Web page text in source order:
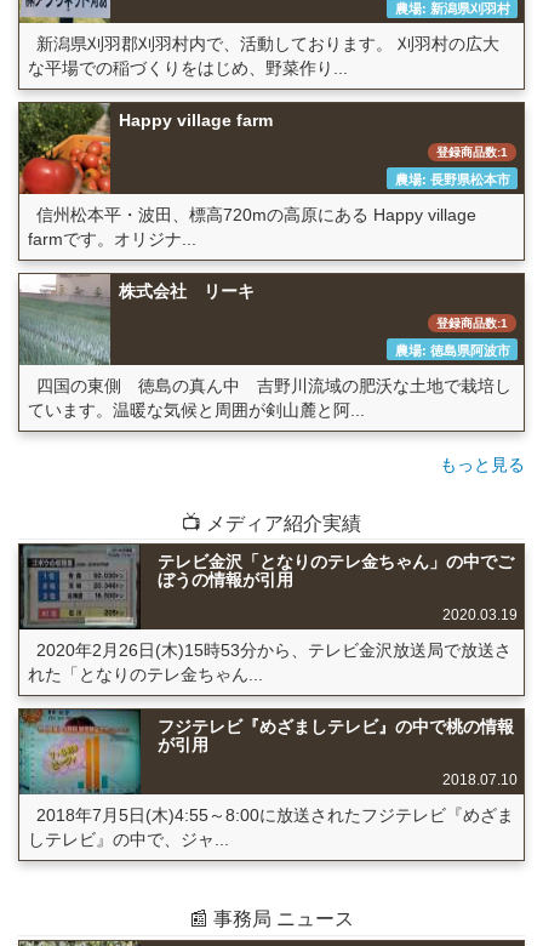
農場: 新潟県刈羽村
新潟県刈羽郡刈羽村内で、活動しております。 刈羽村の広大
な平場での稲づくりをはじめ、野菜作り...
Happy village farm
登録商品数:1
農場: 長野県松本市
信州松本平・波田、標高720mの高原にある Happy village
farmです。オリジナ...
株式会社 リーキ
登録商品数:1
農場: 徳島県阿波市
四国の東側 徳島の真ん中 吉野川流域の肥沃な土地で栽培し
ています。温暖な気候と周囲が剣山麓と阿...
もっと見る
📺 メディア紹介実績
テレビ金沢「となりのテレ金ちゃん」の中でご
ぼうの情報が引用
2020.03.19
2020年2月26日(木)15時53分から、テレビ金沢放送局で放送さ
れた「となりのテレ金ちゃん...
フジテレビ『めざましテレビ』の中で桃の情報
が引用
2018.07.10
2018年7月5日(木)4:55～8:00に放送されたフジテレビ『めざま
しテレビ』の中で、ジャ...
📰 事務局 ニュース